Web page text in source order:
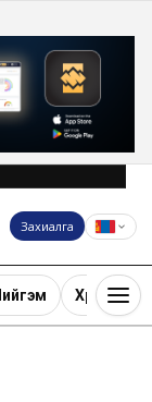
Захиалга
Хөрөнгө